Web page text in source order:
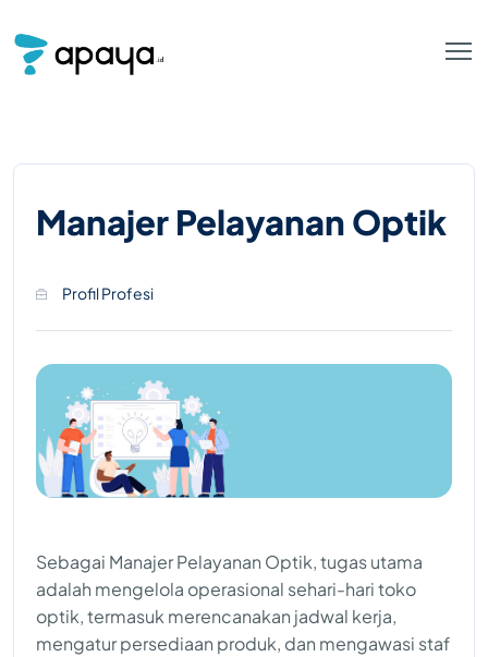
Manajer Pelayanan Optik
Profil Profesi
Sebagai Manajer Pelayanan Optik, tugas utama
adalah mengelola operasional sehari-hari toko
optik, termasuk merencanakan jadwal kerja,
mengatur persediaan produk, dan mengawasi staf